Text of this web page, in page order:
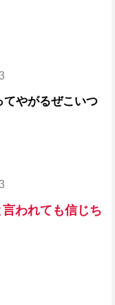
てやがるぜこいつ
われても信じち